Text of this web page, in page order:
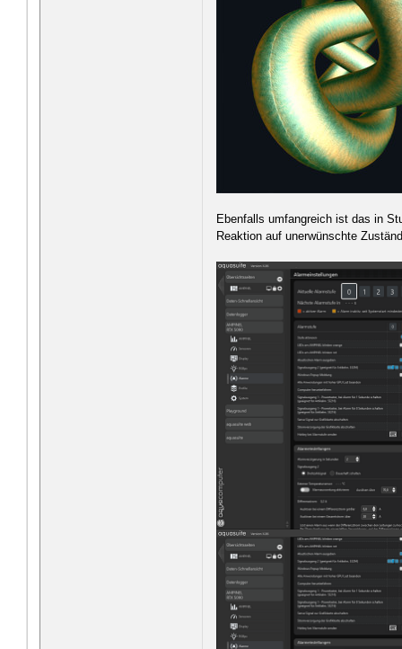
Ebenfalls umfangreich ist das in
Reaktion auf unerwünschte